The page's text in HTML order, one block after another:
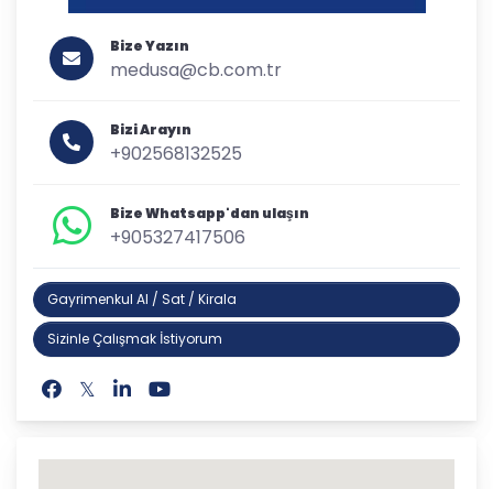
Bize Yazın
medusa@cb.com.tr
Bizi Arayın
+902568132525
Bize Whatsapp'dan ulaşın
+905327417506
Gayrimenkul Al / Sat / Kirala
Sizinle Çalışmak İstiyorum